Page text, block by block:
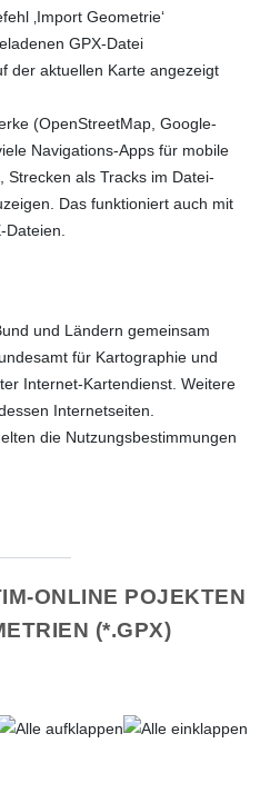
‚Import Geometrie‘
GPX-Datei
der aktuellen Karte angezeigt
(OpenStreetMap, Google-
Navigations-Apps für mobile
als Tracks im Datei-
Das funktioniert auch mit
und Ländern gemeinsam
für Kartographie und
Internet-Kartendienst. Weitere
Internetseiten.
die Nutzungsbestimmungen
ONLINE POJEKTEN
(*.GPX)